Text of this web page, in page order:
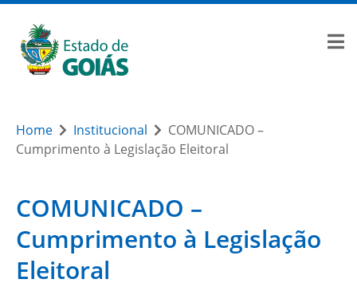
Home Institucional
COMUNICADO –
Cumprimento à Legislação Eleitoral
COMUNICADO –
Cumprimento à Legislação
Eleitoral